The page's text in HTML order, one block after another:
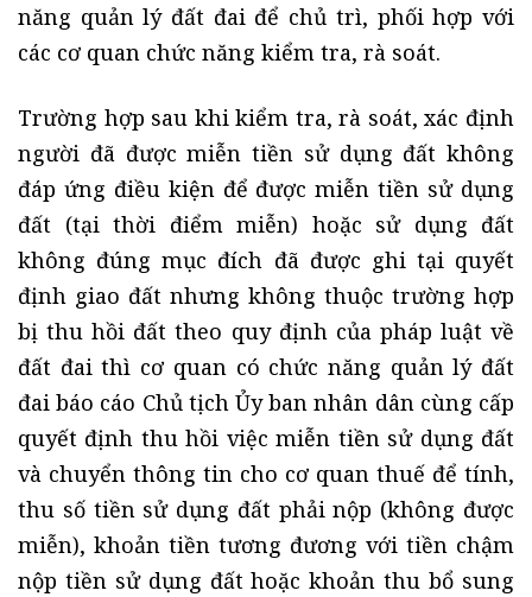
năng quản lý đất đai để chủ trì, phối hợp với
các cơ quan chức năng kiểm tra, rà soát.
Trường hợp sau khi kiểm tra, rà soát, xác định
người đã được miễn tiền sử dụng đất không
đáp ứng điều kiện để được miễn tiền sử dụng
đất (tại thời điểm miễn) hoặc sử dụng đất
không đúng mục đích đã được ghi tại quyết
định giao đất nhưng không thuộc trường hợp
bị thu hồi đất theo quy định của pháp luật về
đất đai thì cơ quan có chức năng quản lý đất
đai báo cáo Chủ tịch Ủy ban nhân dân cùng cấp
quyết định thu hồi việc miễn tiền sử dụng đất
và chuyển thông tin cho cơ quan thuế để tính,
thu số tiền sử dụng đất phải nộp (không được
miễn), khoản tiền tương đương với tiền chậm
nộp tiền sử dụng đất hoặc khoản thu bổ sung